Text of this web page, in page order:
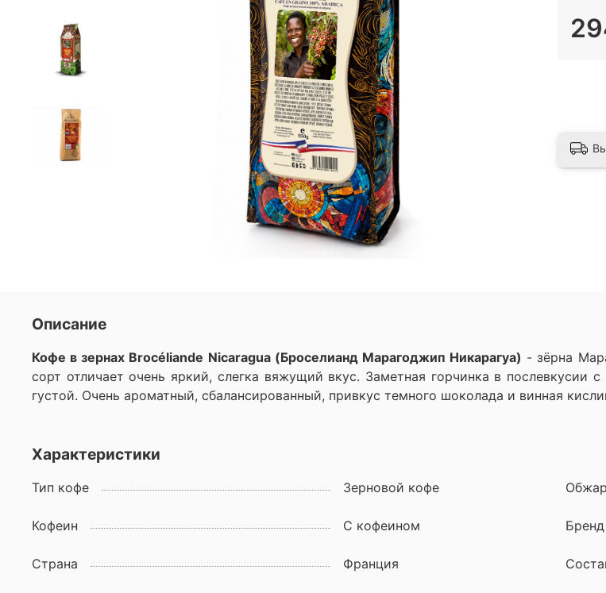
Описание
Кофе в зернах Brocéliande Nicaragua (Броселианд Марагоджип Никарагуа) - зёрна
сорт отличает очень яркий, слегка вяжущий вкус. Заметная горчинка в
густой. Очень ароматный, сбалансированный, привкус темного шоколада и винная
Характеристики
Тип кофе Зерновой кофе
Кофеин С кофеином Бренд
Страна Франция